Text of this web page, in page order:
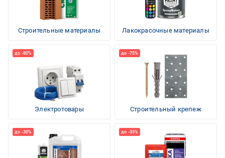
Строительные материалы Лакокрасочные материалы
Электротовары Строительный крепеж